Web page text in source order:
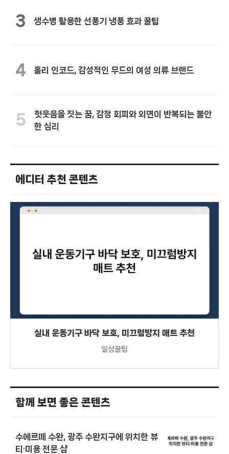
3 생수병 활용한 선풍기 냉풍 효과 꿀팁
4 홀리 인코드, 감성적인 무드의 여성 의류 브랜드
5
헛웃음을 짓는 꿈, 감정 회피와 외면이 반복되는 불안
한 심리
에디터 추천 콘텐츠
실내 운동기구 바닥 보호, 미끄럼방지 매트 추천
일상꿀팁
함께 보면 좋은 콘텐츠
수에르떼 수완, 광주 수완지구에 위치한 뷰
티·미용 전문 샵